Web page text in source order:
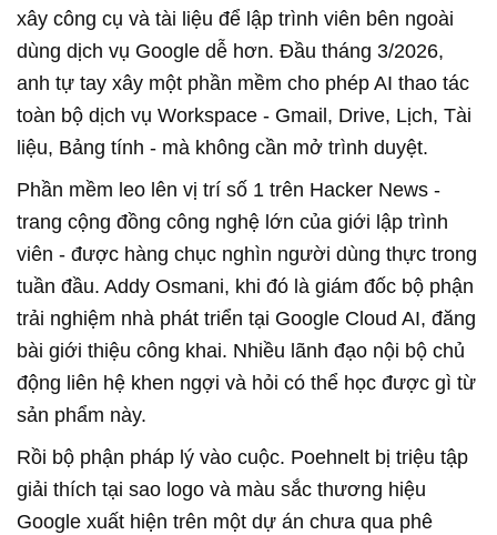
xây công cụ và tài liệu để lập trình viên bên ngoài
dùng dịch vụ Google dễ hơn. Đầu tháng 3/2026,
anh tự tay xây một phần mềm cho phép AI thao tác
toàn bộ dịch vụ Workspace - Gmail, Drive, Lịch, Tài
liệu, Bảng tính - mà không cần mở trình duyệt.
Phần mềm leo lên vị trí số 1 trên Hacker News -
trang cộng đồng công nghệ lớn của giới lập trình
viên - được hàng chục nghìn người dùng thực trong
tuần đầu. Addy Osmani, khi đó là giám đốc bộ phận
trải nghiệm nhà phát triển tại Google Cloud AI, đăng
bài giới thiệu công khai. Nhiều lãnh đạo nội bộ chủ
động liên hệ khen ngợi và hỏi có thể học được gì từ
sản phẩm này.
Rồi bộ phận pháp lý vào cuộc. Poehnelt bị triệu tập
giải thích tại sao logo và màu sắc thương hiệu
Google xuất hiện trên một dự án chưa qua phê